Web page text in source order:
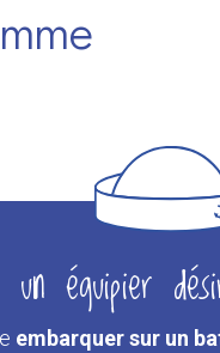
équipier
embarquer sur un